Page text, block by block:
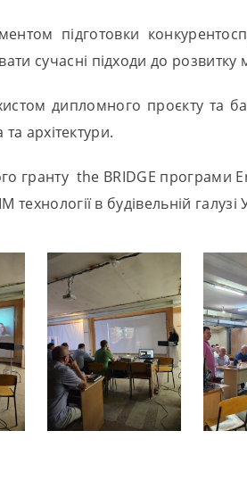
підготовки
сучасні підходи до
дипломного проєкту та
архітектури.
гранту the BRIDGE програми
в будівельній галузі